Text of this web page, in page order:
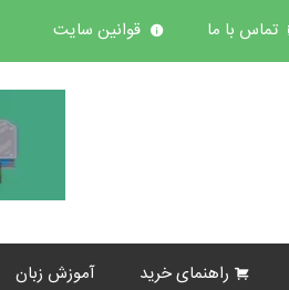
تماس با ما قوانین سایت
راهنمای خرید آموزش زبان